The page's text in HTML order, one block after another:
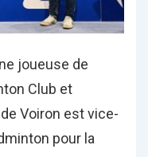
joueuse de
Club et
Voiron est vice-
pour la